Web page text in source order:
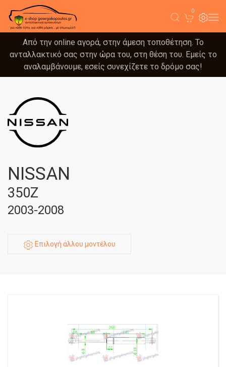
0
Από την online αγορά, στην άμεση τοποθέτηση. Το
ανταλλακτικό σας στην ώρα του, στη θέση του. Εμείς το
αναλαμβάνουμε, εσείς συνεχίζετε το δρόμο σας!
NISSAN
350Z
2003-2008
Επιλογή άλλου μοντέλου